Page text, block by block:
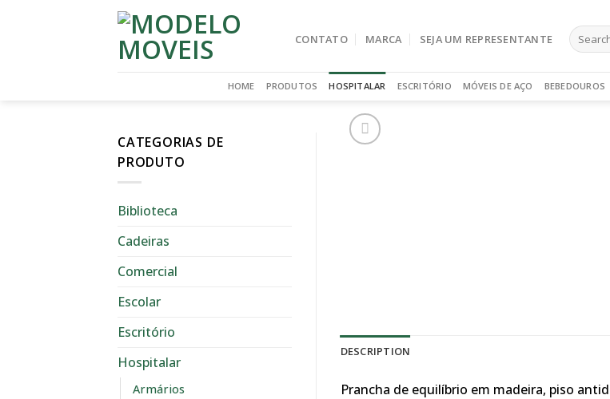
CONTATO MARCA SEJA UM REPRESENTANTE
Search
for:
HOME PRODUTOS HOSPITALAR ESCRITÓRIO MÓVEIS DE AÇO BEBEDOUROS
CATEGORIAS DE
PRODUTO
Biblioteca
Cadeiras
Comercial
Escolar
Escritório
Hospitalar
Armários
DESCRIPTION
Prancha de equilíbrio em madeira, piso